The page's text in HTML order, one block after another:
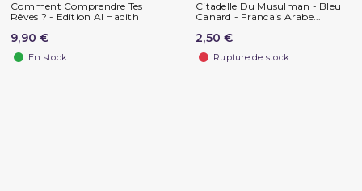
Comment Comprendre Tes
Rêves ? - Edition Al Hadith
9,90 €
En stock
Citadelle Du Musulman - Bleu
Canard - Francais Arabe...
2,50 €
Rupture de stock